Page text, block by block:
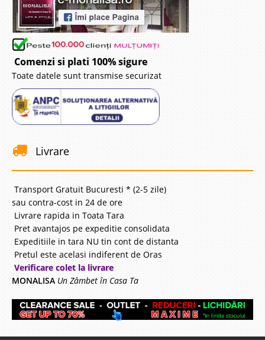
Comenzi si plati 100% sigure
Toate datele sunt transmise securizat
Livrare
Transport Gratuit Bucuresti * (2-5 zile)
sau contra-cost in 24 de ore
Livrare rapida in Toata Tara
Pret avantajos pe expeditie consolidata
Expeditiile in tara NU tin cont de distanta
Pretul este acelasi indiferent de Oras
Verificare colet la livrare
MONALISA Un Zâmbet în Casa Ta